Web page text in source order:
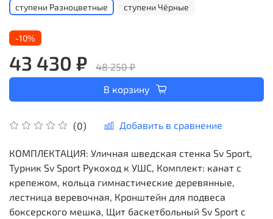
(0) Добавить в сравнение
ступени Разноцветные ступени Чёрные
-10%
43 430 ₽
48 250 ₽
В корзину
КОМПЛЕКТАЦИЯ: Уличная шведская стенка Sv Sport,
Турник Sv Sport Рукоход к УШС, Комплект: канат с
крепежом, кольца гимнастические деревянные,
лестница веревочная, Кронштейн для подвеса
боксерского мешка, Щит баскетбольный Sv Sport c